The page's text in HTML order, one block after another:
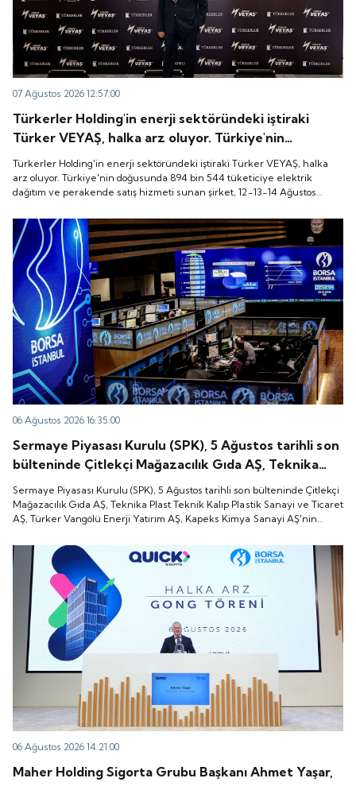
07 Ağustos 2026 12:57:00
Türkerler Holding'in enerji sektöründeki iştiraki
Türker VEYAŞ, halka arz oluyor. Türkiye'nin
doğusunda 894 bin 544 tüketiciye elektrik dağıtım
ve perakende satış hizmeti sunan şirket, 12-13-14
Ağustos tarihleri arasında pay başına 136 TL fiyatla
Türkerler Holding'in enerji sektöründeki iştiraki Türker VEYAŞ, halka
arz oluyor. Türkiye'nin doğusunda 894 bin 544 tüketiciye elektrik
dağıtım ve perakende satış hizmeti sunan şirket, 12-13-14 Ağustos
06 Ağustos 2026 16:35:00
Sermaye Piyasası Kurulu (SPK), 5 Ağustos tarihli son
bülteninde Çitlekçi Mağazacılık Gıda AŞ, Teknika
Plast Teknik Kalıp Plastik Sanayi ve Ticaret AŞ,
Türker Vangölü Enerji Yatırım AŞ, Kapeks Kimya
Sanayi AŞ'nin halka arzlarına onay verdiği duyurdu.
Sermaye Piyasası Kurulu (SPK), 5 Ağustos tarihli son bülteninde Çitlekçi
Mağazacılık Gıda AŞ, Teknika Plast Teknik Kalıp Plastik Sanayi ve Ticaret
AŞ, Türker Vangölü Enerji Yatırım AŞ, Kapeks Kimya Sanayi AŞ'nin
06 Ağustos 2026 14:21:00
Maher Holding Sigorta Grubu Başkanı Ahmet Yaşar,